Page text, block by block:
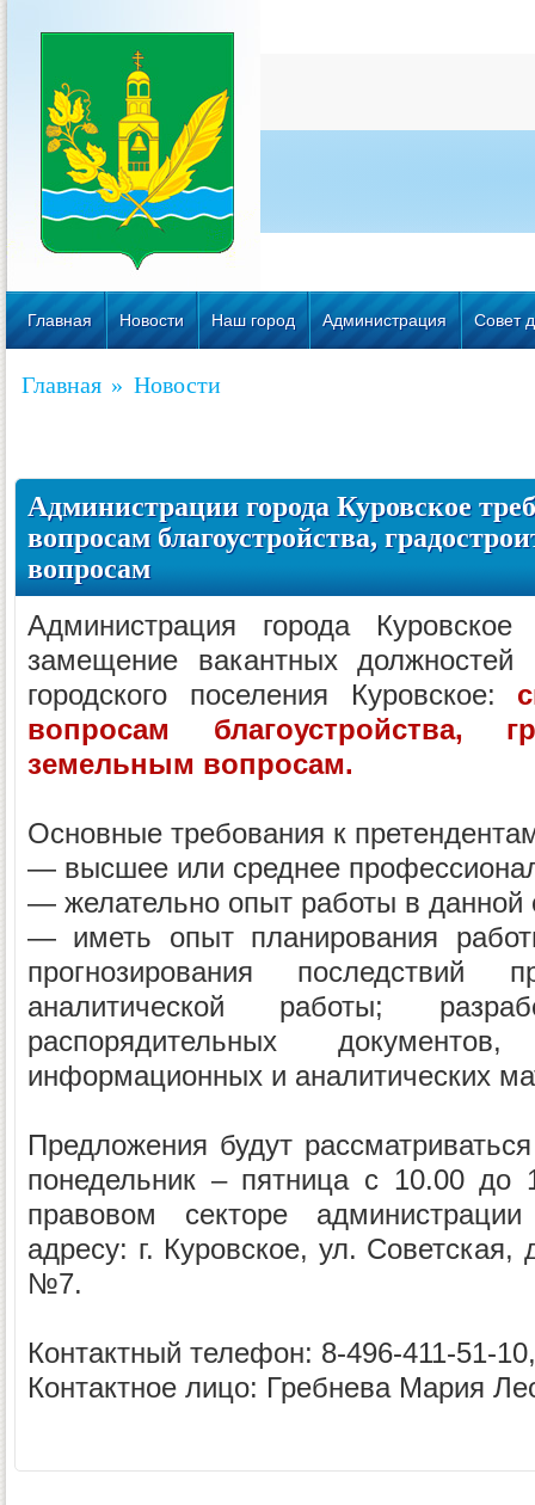
Главная Новости Наш город Администрация Совет
Главная » Новости
Администрации города Куровское
вопросам благоустройства,
вопросам
Администрация города
замещение вакантных
городского поселения Куровское:
вопросам благоустройства,
земельным вопросам.
Основные требования к
— высшее или среднее
— желательно опыт работы в данной
— иметь опыт планирования
прогнозирования последствий
аналитической работы;
распорядительных
информационных и аналитических
Предложения будут
понедельник – пятница с 10.00 до
правовом секторе
адресу: г. Куровское, ул.
№7.
Контактный телефон: 8-496-411-51-
Контактное лицо: Гребнева Мария